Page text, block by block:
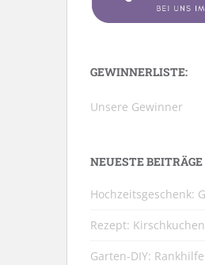
GEWINNERLISTE:
Unsere Gewinner
NEUESTE BEITRÄGE
Hochzeitsgeschenk:
Rezept:
Garten-DIY: